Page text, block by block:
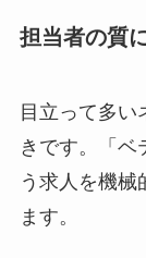
担当者の質
目立って多い
きです。「ベ
う求人を機械
ます。